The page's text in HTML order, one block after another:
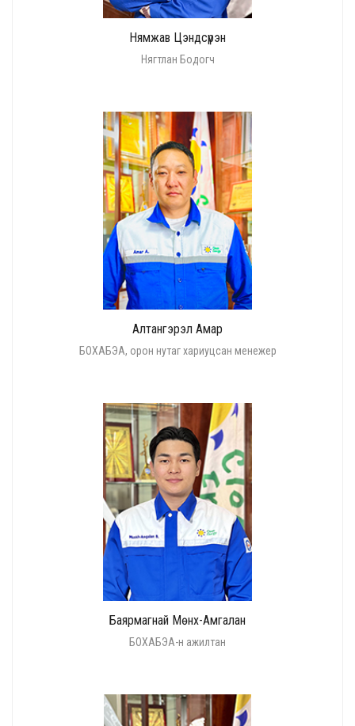
Нямжав Цэндсүрэн
Нягтлан Бодогч
Алтангэрэл Амар
БОХАБЭА, орон нутаг хариуцсан менежер
Баярмагнай Мөнх-Амгалан
БОХАБЭА-н ажилтан